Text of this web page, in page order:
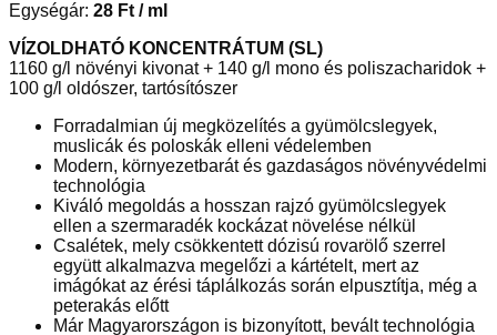
Egységár: 28 Ft / ml
VÍZOLDHATÓ KONCENTRÁTUM (SL)
1160 g/l növényi kivonat + 140 g/l mono és poliszacharidok +
100 g/l oldószer, tartósítószer
Forradalmian új megközelítés a gyümölcslegyek,
muslicák és poloskák elleni védelemben
Modern, környezetbarát és gazdaságos növényvédelmi
technológia
Kiváló megoldás a hosszan rajzó gyümölcslegyek
ellen a szermaradék kockázat növelése nélkül
Csalétek, mely csökkentett dózisú rovarölő szerrel
együtt alkalmazva megelőzi a kártételt, mert az
imágókat az érési táplálkozás során elpusztítja, még a
peterakás előtt
Már Magyarországon is bizonyított, bevált technológia